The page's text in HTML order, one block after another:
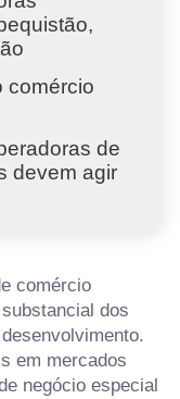
comércio
de
devem agir
comércio
dos
em mercados
negócio especial